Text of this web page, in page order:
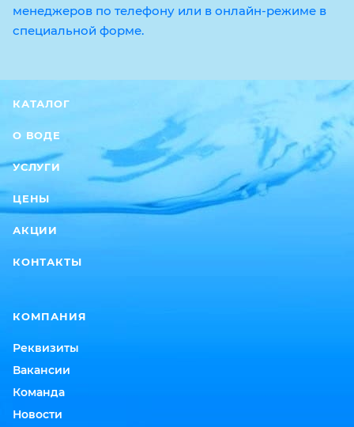
менеджеров по телефону или в онлайн-режиме в
специальной форме.
КАТАЛОГ
О ВОДЕ
УСЛУГИ
ЦЕНЫ
АКЦИИ
КОНТАКТЫ
КОМПАНИЯ
Реквизиты
Вакансии
Команда
Новости